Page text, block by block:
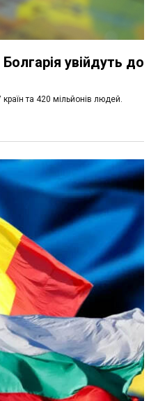
увійдуть до
та 420 мільйонів людей.